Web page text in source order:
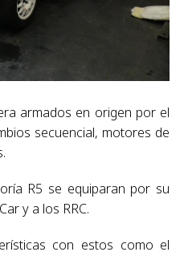
armados en origen por el
secuencial, motores de
R5 se equiparan por su
y a los RRC.
con estos como el